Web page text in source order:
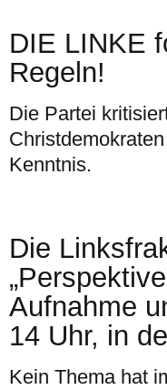
DIE LINKE
Regeln!
Die Partei
Kenntnis.
Die
Aufnahme
14 Uhr, in
Kein Thema hat